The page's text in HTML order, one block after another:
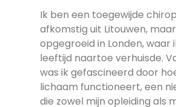
Ik ben een toegewijde
afkomstig uit Litouwen,
opgegroeid in Londen, waar
leeftijd naartoe verhuisde.
was ik gefascineerd door
lichaam functioneert, een
die zowel mijn opleiding als